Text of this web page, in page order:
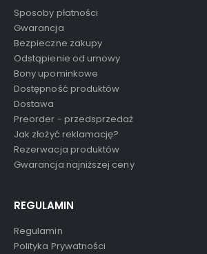
Sposoby płatności
Gwarancja
Bezpieczne zakupy
Odstąpienie od umowy
Bony upominkowe
Dostępność produktów
Dostawa
Preorder - przedsprzedaż
Jak złożyć reklamację?
Rezerwacja produktów
Gwarancja najniższej ceny
REGULAMIN
Regulamin
Polityka Prywatności